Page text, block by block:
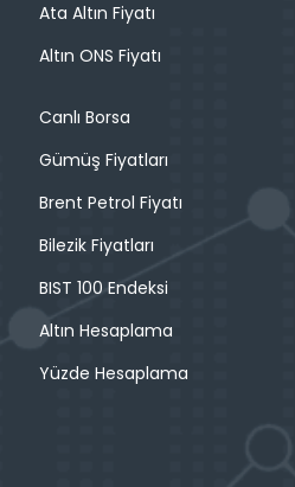
Ata Altın Fiyatı
Altın ONS Fiyatı
Canlı Borsa
Gümüş Fiyatları
Brent Petrol Fiyatı
Bilezik Fiyatları
BIST 100 Endeksi
Altın Hesaplama
Yüzde Hesaplama